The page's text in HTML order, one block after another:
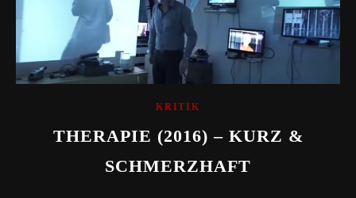
KRITIK
THERAPIE (2016) – KURZ &
SCHMERZHAFT